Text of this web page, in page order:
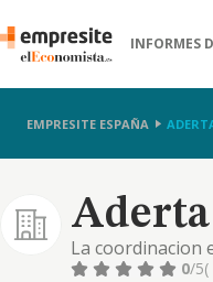
INFORMES
EMPRESITE ESPAÑA
La coordinacion
materias
0/5